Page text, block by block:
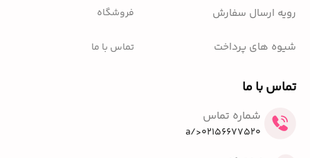
رویه ارسال سفارش
شیوه های پرداخت
فروشگاه
تماس با ما
تماس با ما
شماره تماس
02156677520</a